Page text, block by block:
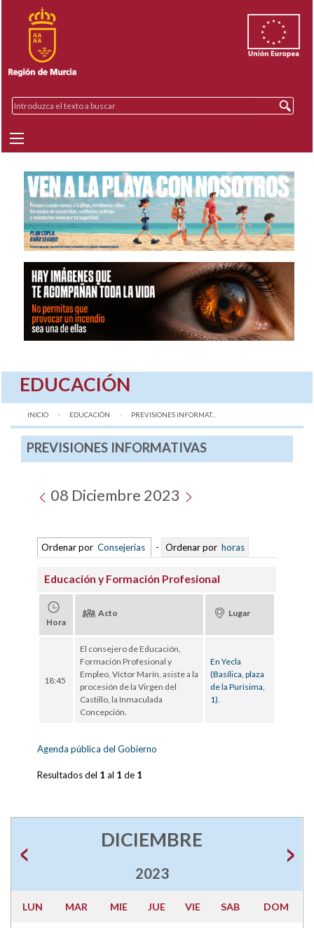
EDUCACIÓN
INICIO EDUCACIÓN AQUÍ:
PREVISIONES INFORMAT...
PREVISIONES INFORMATIVAS
08 Diciembre 2023
Ordenar por Consejerías - Ordenar por horas
Educación y Formación Profesional
Hora
Acto Lugar
18:45
El consejero de Educación,
Formación Profesional y
Empleo, Víctor Marín, asiste a la
procesión de la Virgen del
Castillo, la Inmaculada
Concepción.
En Yecla
(Basílica, plaza
de la Purísima,
1).
Agenda pública del Gobierno
Resultados del 1 al 1de 1
DICIEMBRE
2023
LUN MAR MIE JUE VIE SAB DOM